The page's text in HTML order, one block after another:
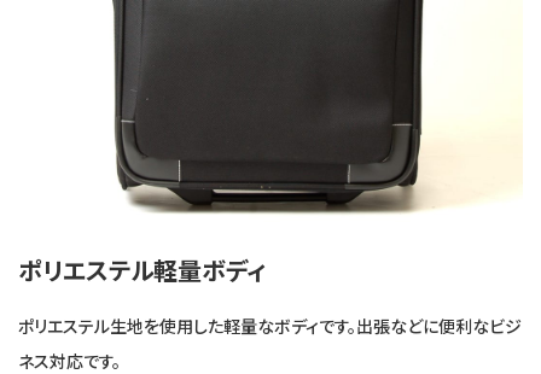
ポリエステル軽量ボディ
ポリエステル生地を使用した軽量なボディです。出張などに便利なビジ
ネス対応です。